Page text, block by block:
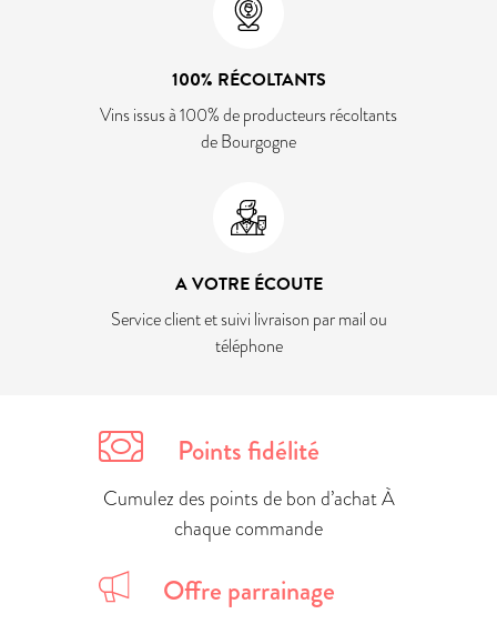
100% RÉCOLTANTS
Vins issus à 100% de producteurs récoltants
de Bourgogne
A VOTRE ÉCOUTE
Service client et suivi livraison par mail ou
téléphone
Points fidélité
Cumulez des points de bon d’achat À
chaque commande
Offre parrainage